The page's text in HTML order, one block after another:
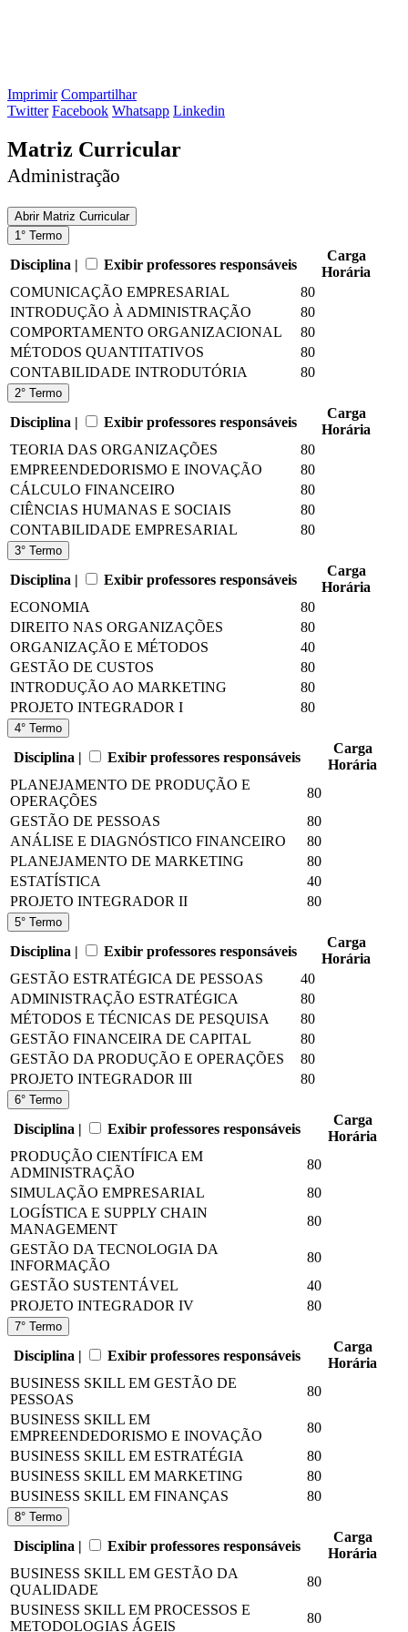
Imprimir Compartilhar
Twitter Facebook Whatsapp Linkedin
Matriz Curricular
Administração
AbrirMatriz Curricular
1° Termo
Disciplina | Exibir professores responsáveis
Carga
Horária
COMUNICAÇÃO EMPRESARIAL
80
INTRODUÇÃO À ADMINISTRAÇÃO
80
COMPORTAMENTO ORGANIZACIONAL
80
MÉTODOS QUANTITATIVOS
80
CONTABILIDADE INTRODUTÓRIA
80
2° Termo
Disciplina | Exibir professores responsáveis
Carga
Horária
TEORIA DAS ORGANIZAÇÕES
80
EMPREENDEDORISMO E INOVAÇÃO
80
CÁLCULO FINANCEIRO
80
CIÊNCIAS HUMANAS E SOCIAIS
80
CONTABILIDADE EMPRESARIAL
80
3° Termo
Disciplina | Exibir professores responsáveis
Carga
Horária
ECONOMIA
80
DIREITO NAS ORGANIZAÇÕES
80
ORGANIZAÇÃO E MÉTODOS
40
GESTÃO DE CUSTOS
80
INTRODUÇÃO AO MARKETING
80
PROJETO INTEGRADOR I
80
4° Termo
Disciplina | Exibir professores responsáveis
Carga
Horária
PLANEJAMENTO DE PRODUÇÃO E
OPERAÇÕES
80
GESTÃO DE PESSOAS
80
ANÁLISE E DIAGNÓSTICO FINANCEIRO
80
PLANEJAMENTO DE MARKETING
80
ESTATÍSTICA
40
PROJETO INTEGRADOR II
80
5° Termo
Disciplina | Exibir professores responsáveis
Carga
Horária
GESTÃO ESTRATÉGICA DE PESSOAS
40
ADMINISTRAÇÃO ESTRATÉGICA
80
MÉTODOS E TÉCNICAS DE PESQUISA
80
GESTÃO FINANCEIRA DE CAPITAL
80
GESTÃO DA PRODUÇÃO E OPERAÇÕES
80
PROJETO INTEGRADOR III
80
6° Termo
Disciplina | Exibir professores responsáveis
Carga
Horária
PRODUÇÃO CIENTÍFICA EM
ADMINISTRAÇÃO
80
SIMULAÇÃO EMPRESARIAL
80
LOGÍSTICA E SUPPLY CHAIN
MANAGEMENT
80
GESTÃO DA TECNOLOGIA DA
INFORMAÇÃO
80
GESTÃO SUSTENTÁVEL
40
PROJETO INTEGRADOR IV
80
7° Termo
Disciplina | Exibir professores responsáveis
Carga
Horária
BUSINESS SKILL EM GESTÃO DE
PESSOAS
80
BUSINESS SKILL EM
EMPREENDEDORISMO E INOVAÇÃO
80
BUSINESS SKILL EM ESTRATÉGIA
80
BUSINESS SKILL EM MARKETING
80
BUSINESS SKILL EM FINANÇAS
80
8° Termo
Disciplina | Exibir professores responsáveis
Carga
Horária
BUSINESS SKILL EM GESTÃO DA
QUALIDADE
80
BUSINESS SKILL EM PROCESSOS E
METODOLOGIAS ÁGEIS
80